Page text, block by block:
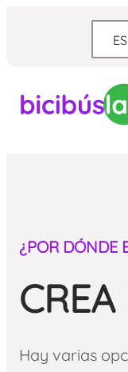
ES
¿POR DÓNDE
Hay varias